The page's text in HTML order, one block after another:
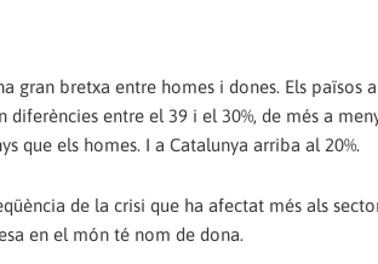
gran bretxa entre homes i dones. Els països
entre el 39 i el 30%, de més a
que els homes. I a Catalunya arriba al 20%.
de la crisi que ha afectat més als
en el món té nom de dona.